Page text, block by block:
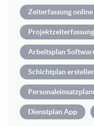
Zeiterfassung online
Projektzeiterfassung
Arbeitsplan
Schichtplan erstellen
Dienstplan App